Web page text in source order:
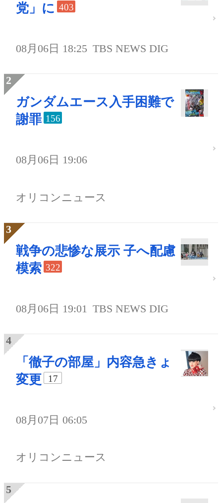
党」に 403
08月06日 18:25 TBS NEWS DIG
ガンダムエース入手困難で
謝罪 156
08月06日 19:06
オリコンニュース
戦争の悲惨な展示 子へ配慮
模索 322
08月06日 19:01 TBS NEWS DIG
「徹子の部屋」内容急きょ
変更
17
08月07日 06:05
オリコンニュース